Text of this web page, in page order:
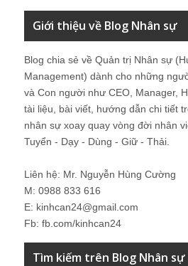
Giới thiệu về Blog Nhân sự
Blog chia sẻ về Quản trị Nhân sự
Management) dành cho những
và Con người như CEO, Manager,
tài liệu, bài viết, hướng dẫn chi tiết
nhân sự xoay quay vòng đời nhân
Tuyển - Dạy - Dùng - Giữ - Thải.
Liên hệ: Mr. Nguyễn Hùng Cường
M: 0988 833 616
E: kinhcan24@gmail.com
Fb: fb.com/kinhcan24
Tìm kiếm trên Blog Nhân sự